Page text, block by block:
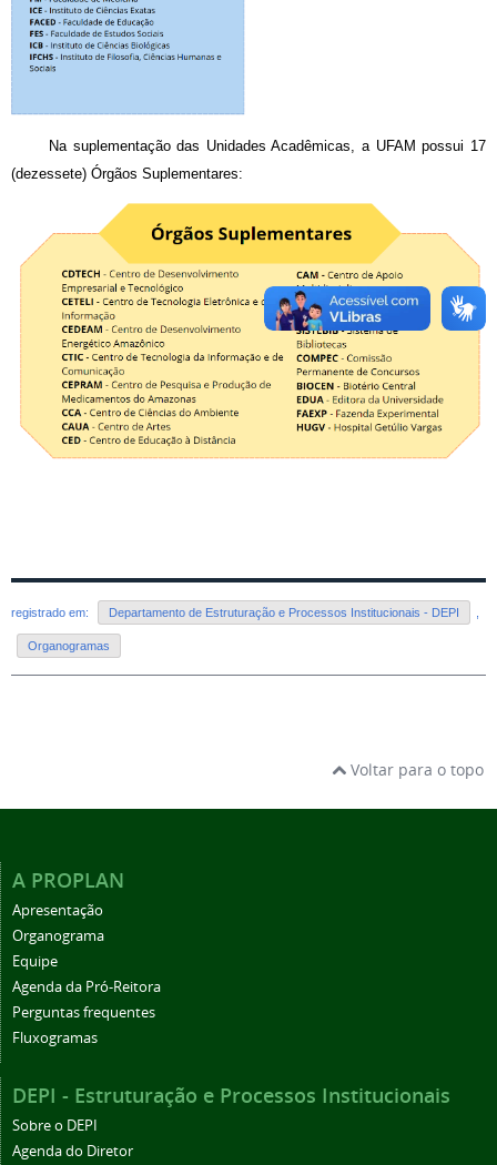
Na suplementação das Unidades Acadêmicas, a UFAM possui 17
(dezessete) Órgãos Suplementares:
registrado em: Departamento de Estruturação e Processos Institucionais - DEPI
Organogramas
Voltar para o topo
A PROPLAN
Apresentação
Organograma
Equipe
Agenda da Pró-Reitora
Perguntas frequentes
Fluxogramas
DEPI - Estruturação e Processos Institucionais
Sobre o DEPI
Agenda do Diretor